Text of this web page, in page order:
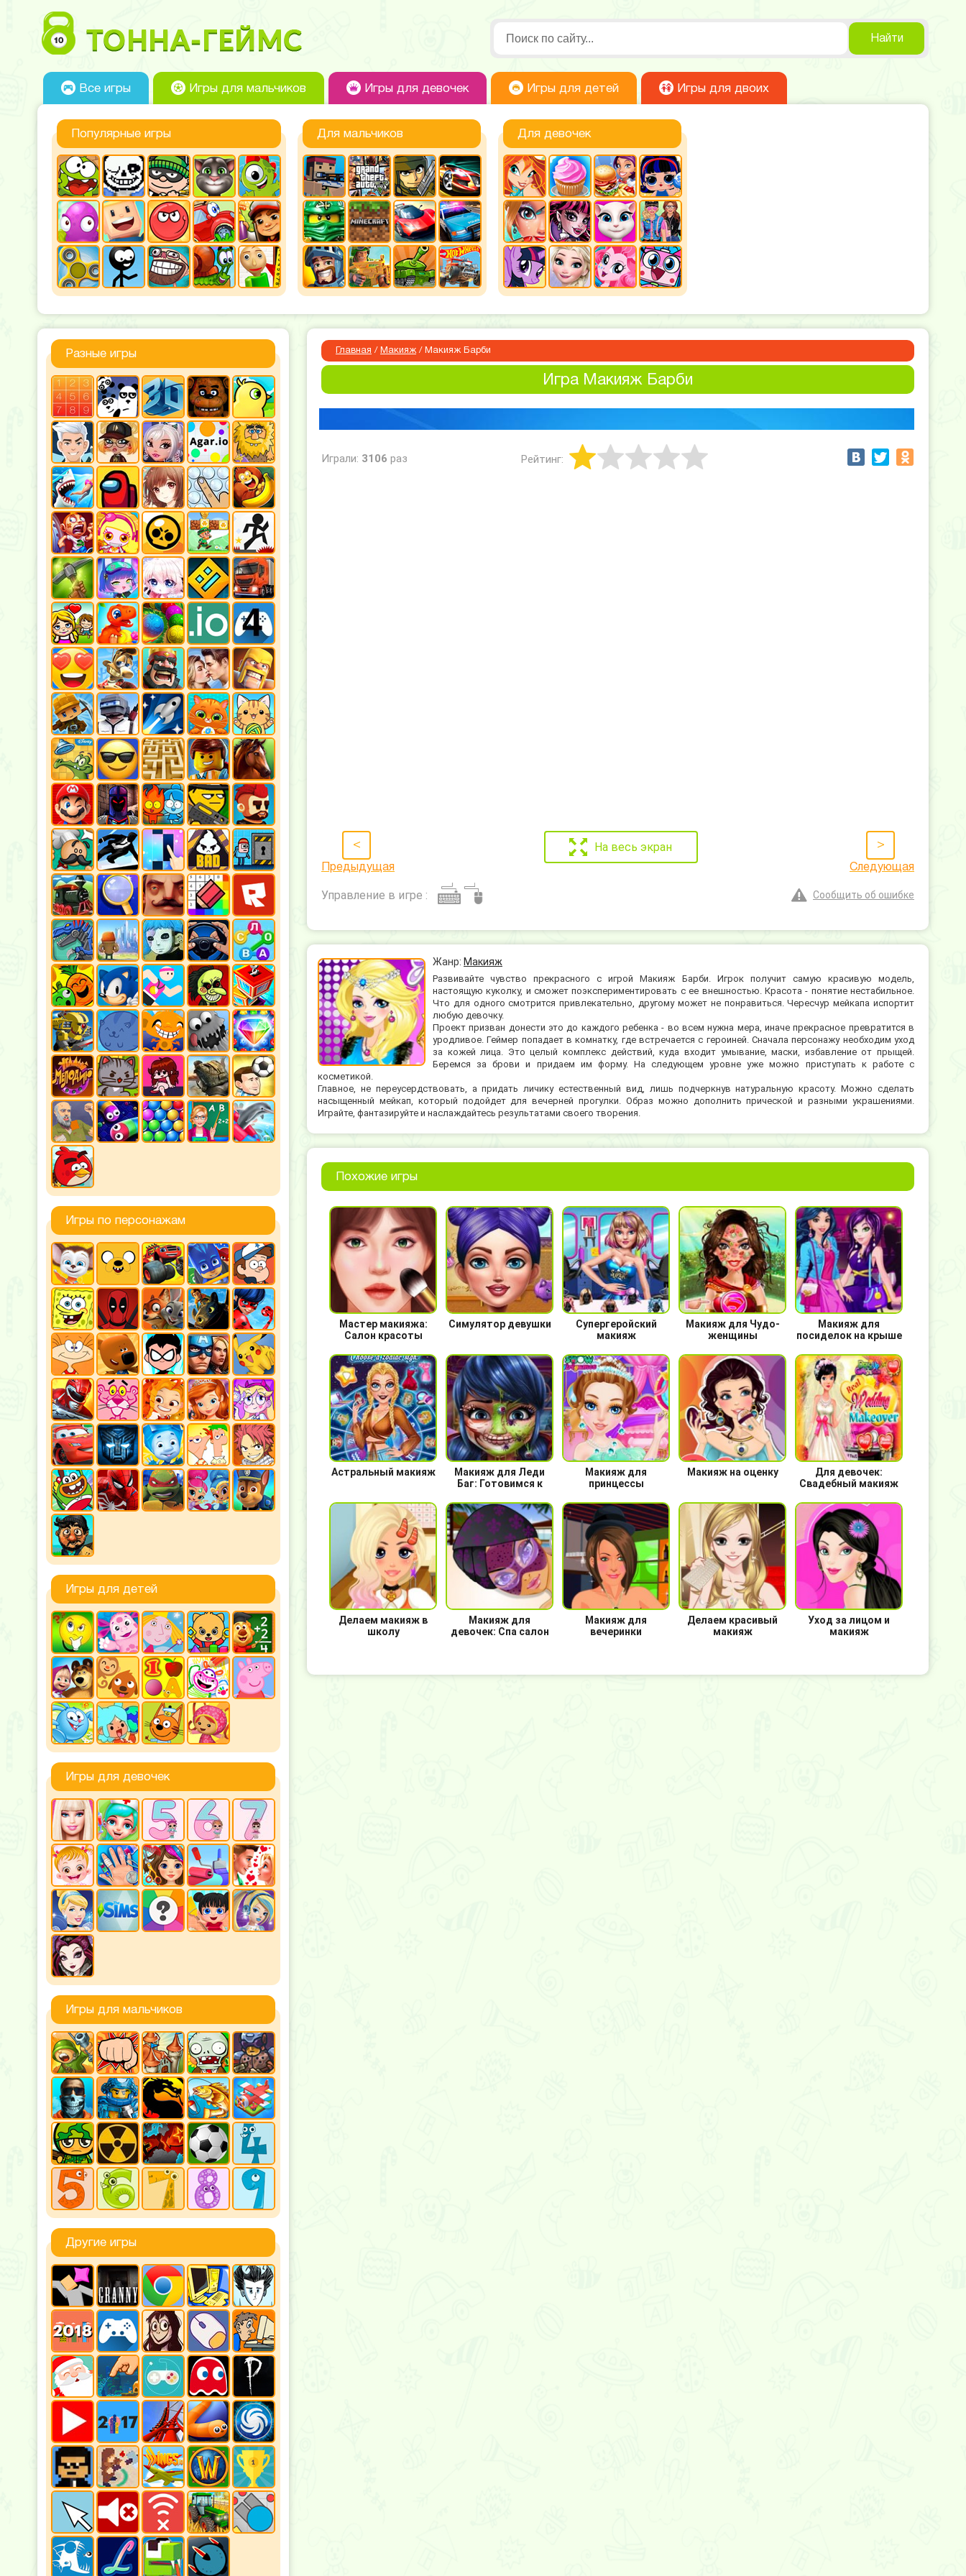
Найти
Все игры Игры для мальчиков Игры для девочек Игры для детей Игры для двоих
Популярные игры Для мальчиков Для девочек
Разные игры
Игры по персонажам
Игры для детей
Игры для девочек
Игры для мальчиков
Другие игры
Главная / Макияж/ Макияж Барби
Игра Макияж Барби
Играли: 3106 раз Рейтинг:
<
Предыдущая
На весь экран >
Следующая
Управление в игре : Сообщить об ошибке
Жанр: Макияж
Развивайте чувство прекрасного с игрой Макияж Барби. Игрок получит самую красивую модель,
настоящую куколку, и сможет поэкспериментировать с ее внешностью. Красота - понятие нестабильное.
Что для одного смотрится привлекательно, другому может не понравиться. Чересчур мейкапа испортит
любую девочку.
Проект призван донести это до каждого ребенка - во всем нужна мера, иначе прекрасное превратится в
уродливое. Геймер попадает в комнатку, где встречается с героиней. Сначала персонажу необходим уход
за кожей лица. Это целый комплекс действий, куда входит умывание, маски, избавление от прыщей.
Беремся за брови и придаем им форму. На следующем уровне уже можно приступать к работе с
косметикой.
Главное, не переусердствовать, а придать личику естественный вид, лишь подчеркнув натуральную красоту. Можно сделать
насыщенный мейкап, который подойдет для вечерней прогулки. Образ можно дополнить прической и разными украшениями.
Играйте, фантазируйте и наслаждайтесь результатами своего творения.
Похожие игры
Мастер макияжа:
Салон красоты
Симулятор девушки
Супергеройский
макияж
Макияж для Чудо-
женщины
Макияж для
посиделок на крыше
Астральный макияж
Макияж для Леди
Баг: Готовимся к
Макияж для
принцессы
Макияж на оценку
Для девочек:
Свадебный макияж
Делаем макияж в
школу
Макияж для
девочек: Спа салон
Макияж для
вечеринки
Делаем красивый
макияж
Уход за лицом и
макияж